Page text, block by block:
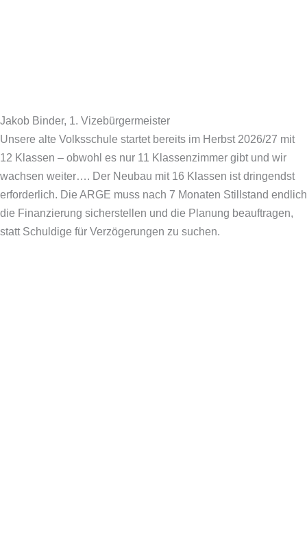
Jakob Binder, 1. Vizebürgermeister
Unsere alte Volksschule startet bereits im Herbst 2026/27 mit
12 Klassen – obwohl es nur 11 Klassenzimmer gibt und wir
wachsen weiter…. Der Neubau mit 16 Klassen ist dringendst
erforderlich. Die ARGE muss nach 7 Monaten Stillstand endlich
die Finanzierung sicherstellen und die Planung beauftragen,
statt Schuldige für Verzögerungen zu suchen.